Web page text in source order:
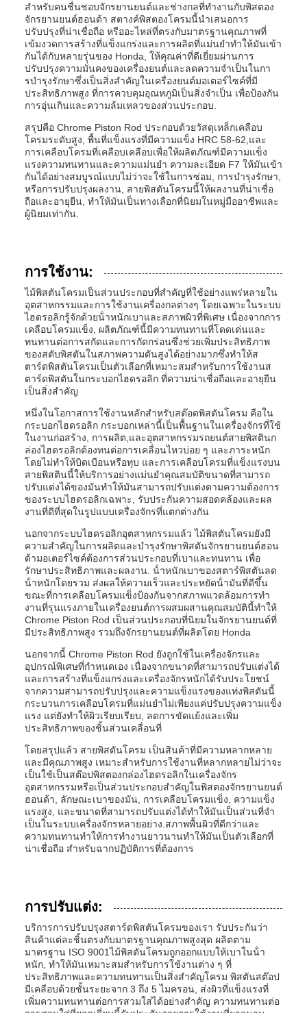
สําหรับคนชื่นชอบจักรยานยนต์และช่างกลที่ทํางานกับพิสตอง
จักรยานยนต์ฮอนด้า สตางค์พิสตองโครมนี้นําเสนอการ
ปรับปรุงที่น่าเชื่อถือ หรืออะไหล่ที่ตรงกับมาตรฐานคุณภาพที่
เข้มงวดการสร้างที่แข็งแกร่งและการผลิตที่แม่นยําทําให้มันเข้า
กันได้กับหลายรุ่นของ Honda, ให้คุณค่าที่ดีเยี่ยมผ่านการ
ปรับปรุงความมั่นคงของเครื่องยนต์และลดความจําเป็นในกา
รบํารุงรักษาซึ่งเป็นสิ่งสําคัญในเครื่องยนต์มอเตอร์ไซค์ที่มี
ประสิทธิภาพสูง ที่การควบคุมอุณหภูมิเป็นสิ่งจําเป็น เพื่อป้องกัน
การอุ่นเกินและความล้มเหลวของส่วนประกอบ.
สรุปคือ Chrome Piston Rod ประกอบด้วยวัสดุเหล็กเคลือบ
โครมระดับสูง, พื้นที่แข็งแรงที่มีความแข็ง HRC 58-62,และ
การเคลือบโครมที่เคลือบเคลือบเพื่อให้ผลิตภัณฑ์มีความแข็ง
แรงความทนทานและความแม่นยํา ความละเอียด F7 ให้มันเข้า
กันได้อย่างสมบูรณ์แบบไม่ว่าจะใช้ในการซ่อม, การบํารุงรักษา,
หรือการปรับปรุงผลงาน, สายพิสตันโครมนี้ให้ผลงานที่น่าเชื่อ
ถือและอายุยืน, ทําให้มันเป็นทางเลือกที่นิยมในหมู่มืออาชีพและ
ผู้นิยมเท่ากัน.
การใช้งาน:
ไม้พิสตันโครมเป็นส่วนประกอบที่สําคัญที่ใช้อย่างแพร่หลายใน
อุตสาหกรรมและการใช้งานเครื่องกลต่างๆ โดยเฉพาะในระบบ
ไฮดรอลิกรู้จักด้วยน้ําหนักเบาและสภาพผิวที่พิเศษ เนื่องจากการ
เคลือบโครมแข็ง, ผลิตภัณฑ์นี้มีความทนทานที่โดดเด่นและ
ทนทานต่อการสกัดและการกัดกร่อนซึ่งช่วยเพิ่มประสิทธิภาพ
ของสตับพิสตันในสภาพความดันสูงได้อย่างมากซึ่งทําให้ส
ตาร์ดพิสตันโครมเป็นตัวเลือกที่เหมาะสมสําหรับการใช้งานส
ตาร์ดพิสตันในกระบอกไฮดรอลิก ที่ความน่าเชื่อถือและอายุยืน
เป็นสิ่งสําคัญ
หนึ่งในโอกาสการใช้งานหลักสําหรับสต๊อดพิสตันโครม คือใน
กระบอกไฮดรอลิก กระบอกเหล่านี้เป็นพื้นฐานในเครื่องจักรที่ใช้
ในงานก่อสร้าง, การผลิต,และอุตสาหกรรมรถยนต์สายพิสตินก
ล่องไฮดรอลิกต้องทนต่อการเคลื่อนไหวบ่อย ๆ และภาระหนัก
โดยไม่ทําให้บิดเบือนหรือทุบ และการเคลือบโครมที่แข็งแรงบน
สายพิสตินนี้ให้บริการอย่างแม่นยําคุณสมบัติขนาดที่สามารถ
ปรับแต่งได้ของมันทําให้มันสามารถปรับแต่งตามความต้องการ
ของระบบไฮดรอลิกเฉพาะ, รับประกันความสอดคล้องและผล
งานที่ดีที่สุดในรูปแบบเครื่องจักรที่แตกต่างกัน
นอกจากระบบไฮดรอลิกอุตสาหกรรมแล้ว ไม้พิสตันโครมยังมี
ความสําคัญในการผลิตและบํารุงรักษาพิสตันจักรยานยนต์ฮอน
ด้ามอเตอร์ไซค์ต้องการส่วนประกอบที่เบาและทนทาน เพื่อ
รักษาประสิทธิภาพและผลงาน. น้ําหนักเบาของสตาร์พิสตันลด
น้ําหนักโดยรวม ส่งผลให้ความเร็วและประหยัดน้ํามันที่ดีขึ้น
ขณะที่การเคลือบโครมแข็งป้องกันจากสภาพแวดล้อมการทํา
งานที่รุนแรงภายในเครื่องยนต์การผสมผสานคุณสมบัตินี้ทําให้
Chrome Piston Rod เป็นส่วนประกอบที่นิยมในจักรยานยนต์ที่
มีประสิทธิภาพสูง รวมถึงจักรยานยนต์ที่ผลิตโดย Honda
นอกจากนี้ Chrome Piston Rod ยังถูกใช้ในเครื่องจักรและ
อุปกรณ์พิเศษที่กําหนดเอง เนื่องจากขนาดที่สามารถปรับแต่งได้
และการสร้างที่แข็งแกร่งและเครื่องจักรหนักได้รับประโยชน์
จากความสามารถปรับปรุงและความแข็งแรงของแท่งพิสตันนี้
กระบวนการเคลือบโครมที่แม่นยําไม่เพียงแค่ปรับปรุงความแข็ง
แรง แต่ยังทําให้ผิวเรียบเรียบ, ลดการขัดแย้งและเพิ่ม
ประสิทธิภาพของชิ้นส่วนเคลื่อนที่
โดยสรุปแล้ว สายพิสตันโครม เป็นสินค้าที่มีความหลากหลาย
และมีคุณภาพสูง เหมาะสําหรับการใช้งานที่หลากหลายไม่ว่าจะ
เป็นใช้เป็นสต๊อปพิสตองกล่องไฮดรอลิกในเครื่องจักร
อุตสาหกรรมหรือเป็นส่วนประกอบสําคัญในพิสตองจักรยานยนต์
ฮอนด้า, ลักษณะเบาของมัน, การเคลือบโครมแข็ง, ความแข็ง
แรงสูง, และขนาดที่สามารถปรับแต่งได้ทําให้มันเป็นส่วนที่จํา
เป็นในระบบเครื่องจักรหลายอย่าง.สภาพพื้นผิวที่ดีกว่าและ
ความทนทานทําให้การทํางานยาวนานทําให้มันเป็นตัวเลือกที่
น่าเชื่อถือ สําหรับฉากปฏิบัติการที่ต้องการ
การปรับแต่ง:
บริการการปรับปรุงสตาร์ดพิสตันโครมของเรา รับประกันว่า
สินค้าแต่ละชิ้นตรงกับมาตรฐานคุณภาพสูงสุด ผลิตตาม
มาตรฐาน ISO 9001ไม้พิสตันโครมถูกออกแบบให้เบาในน้ํา
หนัก, ทําให้มันเหมาะสมสําหรับการใช้งานต่าง ๆ ที่
ประสิทธิภาพและความทนทานเป็นสิ่งสําคัญโครม พิสตันสต๊อป
มีเคลือบด้วยชั้นระยะจาก 3 ถึง 5 ไมครอน, ส่งผิวที่แข็งแรงที่
เพิ่มความทนทานต่อการสวมใส่ได้อย่างสําคัญ ความทนทานต่อ